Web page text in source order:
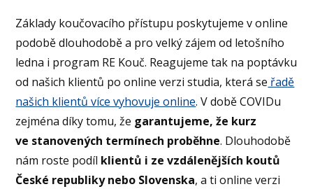
Základy koučovacího přístupu poskytujeme v online
podobě dlouhodobě a pro velký zájem od letošního
ledna i program RE Kouč. Reagujeme tak na poptávku
od našich klientů po online verzi studia, která se řadě
našich klientů více vyhovuje online. V době COVIDu
zejména díky tomu, že garantujeme, že kurz
ve stanovených termínech proběhne. Dlouhodobě
nám roste podíl klientů i ze vzdálenějších koutů
České republiky nebo Slovenska, a ti online verzi